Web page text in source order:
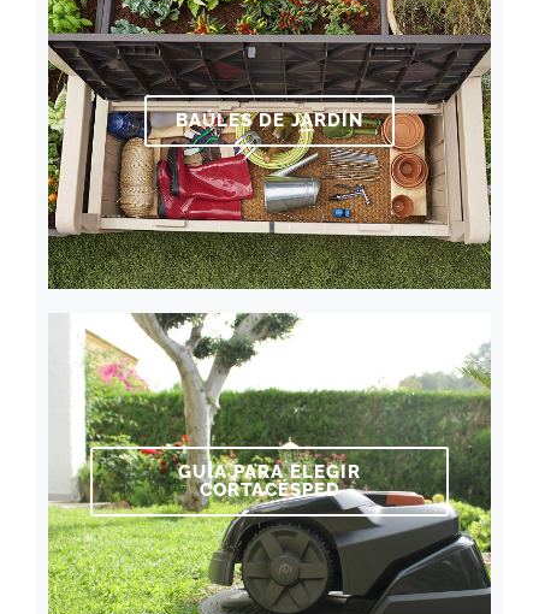
BAÚLES DE JARDÍN
GUÍA PARA ELEGIR
CORTACÉSPED